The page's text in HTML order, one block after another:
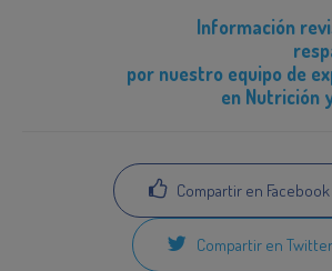
Información
por nuestro equipo de
en Nutrición
Compartir en Facebook
Compartir en Twitter